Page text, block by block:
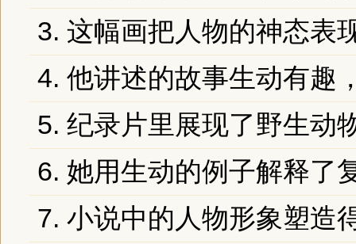
3. 这幅画把人物的神态表
4. 他讲述的故事生动有趣
5. 纪录片里展现了野生动
6. 她用生动的例子解释了
7. 小说中的人物形象塑造